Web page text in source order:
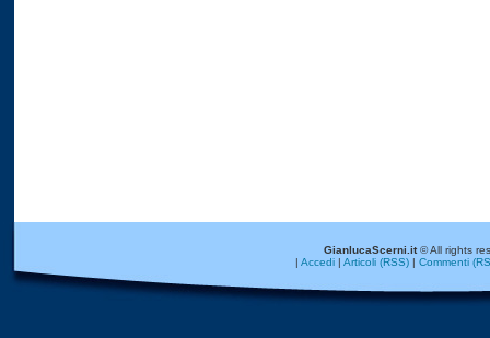
GianlucaScerni.it© All rights
| Accedi| Articoli (RSS)| Commenti